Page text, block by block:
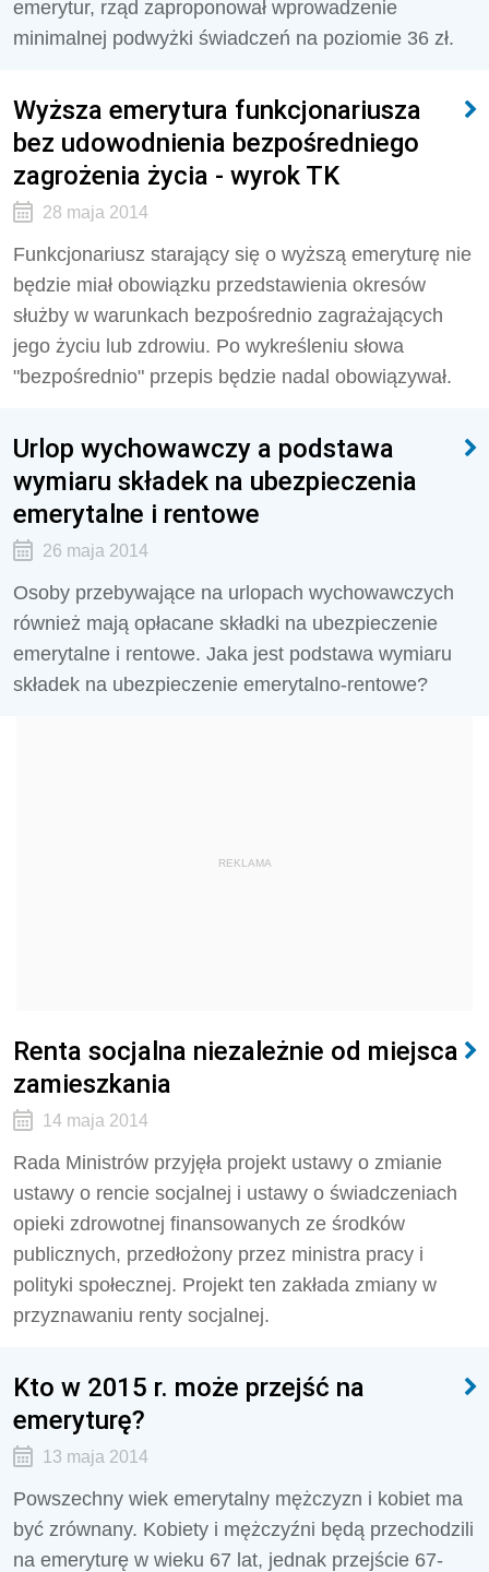
emerytur, rząd zaproponował wprowadzenie
minimalnej podwyżki świadczeń na poziomie 36 zł.
Wyższa emerytura funkcjonariusza
bez udowodnienia bezpośredniego
zagrożenia życia - wyrok TK
28 maja 2014
Funkcjonariusz starający się o wyższą emeryturę nie
będzie miał obowiązku przedstawienia okresów
służby w warunkach bezpośrednio zagrażających
jego życiu lub zdrowiu. Po wykreśleniu słowa
"bezpośrednio" przepis będzie nadal obowiązywał.
Urlop wychowawczy a podstawa
wymiaru składek na ubezpieczenia
emerytalne i rentowe
26 maja 2014
Osoby przebywające na urlopach wychowawczych
również mają opłacane składki na ubezpieczenie
emerytalne i rentowe. Jaka jest podstawa wymiaru
składek na ubezpieczenie emerytalno-rentowe?
REKLAMA
Renta socjalna niezależnie od miejsca
zamieszkania
14 maja 2014
Rada Ministrów przyjęła projekt ustawy o zmianie
ustawy o rencie socjalnej i ustawy o świadczeniach
opieki zdrowotnej finansowanych ze środków
publicznych, przedłożony przez ministra pracy i
polityki społecznej. Projekt ten zakłada zmiany w
przyznawaniu renty socjalnej.
Kto w 2015 r. może przejść na
emeryturę?
13 maja 2014
Powszechny wiek emerytalny mężczyzn i kobiet ma
być zrównany. Kobiety i mężczyźni będą przechodzili
na emeryturę w wieku 67 lat, jednak przejście 67-